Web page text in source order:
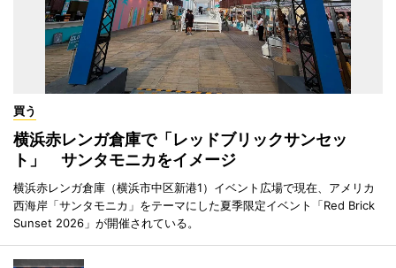
買う
横浜赤レンガ倉庫で「レッドブリックサンセッ
ト」 サンタモニカをイメージ
横浜赤レンガ倉庫（横浜市中区新港1）イベント広場で現在、アメリカ
西海岸「サンタモニカ」をテーマにした夏季限定イベント「Red Brick
Sunset 2026」が開催されている。